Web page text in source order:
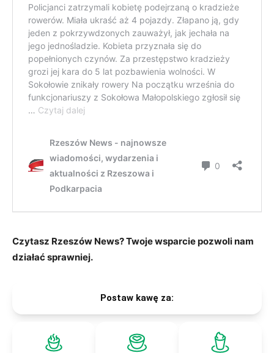
Czytasz Rzeszów News? Twoje wsparcie pozwoli nam
działać sprawniej.
Postaw kawę za: